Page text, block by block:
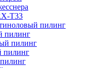
T33
пилинг
пилинг
пилинг
пилинг